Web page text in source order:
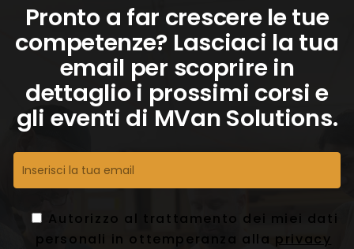
Pronto a far crescere le tue
competenze? Lasciaci la tua
email per scoprire in
dettaglio i prossimi corsi e
gli eventi di MVan Solutions.
Autorizzo al trattamento dei miei dati
personali in ottemperanza alla privacy